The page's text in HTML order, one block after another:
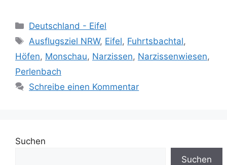
Kategorien
Deutschland - Eifel
Schlagwörter
Ausflugsziel NRW, Eifel, Fuhrtsbachtal,
Höfen, Monschau, Narzissen, Narzissenwiesen,
Perlenbach
Schreibe einen Kommentar
Suchen
Suchen